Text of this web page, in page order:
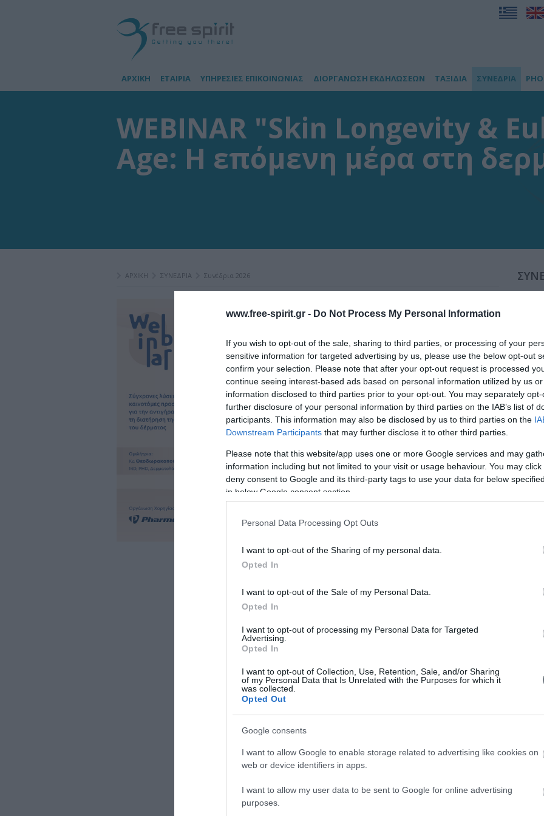
www.free-spirit.gr - Do Not Process My Personal Information
If you wish to opt-out of the sale, sharing to third parties, or processing of your
sensitive information for targeted advertising by us, please use the below opt-out
confirm your selection. Please note that after your opt-out request is processed
continue seeing interest-based ads based on personal information utilized by us
information disclosed to third parties prior to your opt-out. You may separately
further disclosure of your personal information by third parties on the IAB’s list of
participants. This information may also be disclosed by us to third parties on the
Downstream Participants that may further disclose it to other third parties.
Please note that this website/app uses one or more Google services and may
information including but not limited to your visit or usage behaviour. You may
deny consent to Google and its third-party tags to use your data for below
in below Google consent section.
Personal Data Processing Opt Outs
I want to opt-out of the Sharing of my personal data.
Opted In
I want to opt-out of the Sale of my Personal Data.
Opted In
I want to opt-out of processing my Personal Data for Targeted
Advertising.
Opted In
I want to opt-out of Collection, Use, Retention, Sale, and/or Sharing
of my Personal Data that Is Unrelated with the Purposes for which it
was collected.
Opted Out
Google consents
I want to allow Google to enable storage related to advertising like cookies on
web or device identifiers in apps.
I want to allow my user data to be sent to Google for online advertising
purposes.
ΑΡΧΙΚΗ ΕΤΑΙΡΙΑ ΥΠΗΡΕΣΙΕΣ ΕΠΙΚΟΙΝΩΝΙΑΣ ΔΙΟΡΓΑΝΩΣΗ ΕΚΔΗΛΩΣΕΩΝ ΤΑΞΙΔΙΑ ΣΥΝΕΔΡΙΑ
WEBINAR "Skin Longevity &
Age: Η επόμενη μέρα στη
ΑΡΧΙΚΗ ΣΥΝΕΔΡΙΑ Συνέδρια 2026
Δελτίο Εγγραφής
ΔΕΙΤΕ LIVE